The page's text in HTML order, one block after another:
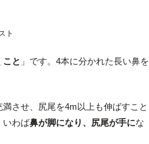
ト
こと 」です。4本に分かれた長い鼻を
させ、尻尾を4m以上も伸ばすこと
いわば鼻が脚になり、尻尾が手にな